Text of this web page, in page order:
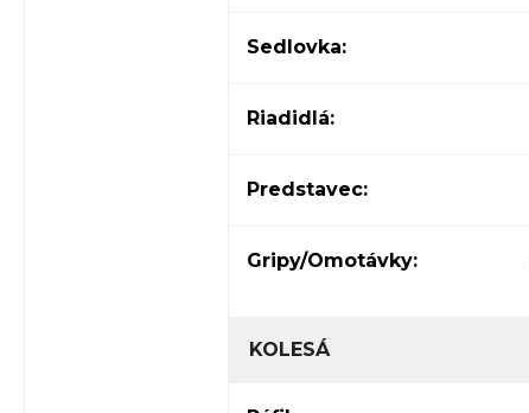
Sedlovka:
Riadidlá:
Predstavec:
Gripy/Omotávky:
KOLESÁ